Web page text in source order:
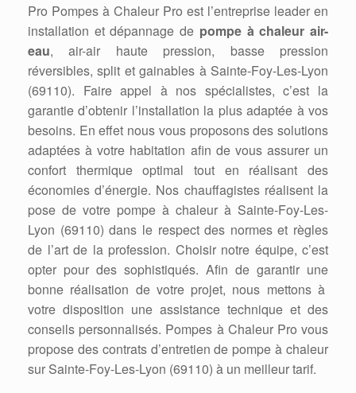
Pro Pompes à Chaleur Pro est l’entreprise leader en
installation et dépannage de pompe à chaleur air-
eau, air-air haute pression, basse pression
réversibles, split et gainables à Sainte-Foy-Les-Lyon
(69110). Faire appel à nos spécialistes, c’est la
garantie d’obtenir l’installation la plus adaptée à vos
besoins. En effet nous vous proposons des solutions
adaptées à votre habitation afin de vous assurer un
confort thermique optimal tout en réalisant des
économies d’énergie. Nos chauffagistes réalisent la
pose de votre pompe à chaleur à Sainte-Foy-Les-
Lyon (69110) dans le respect des normes et règles
de l’art de la profession. Choisir notre équipe, c’est
opter pour des sophistiqués. Afin de garantir une
bonne réalisation de votre projet, nous mettons à
votre disposition une assistance technique et des
conseils personnalisés. Pompes à Chaleur Pro vous
propose des contrats d’entretien de pompe à chaleur
sur Sainte-Foy-Les-Lyon (69110) à un meilleur tarif.